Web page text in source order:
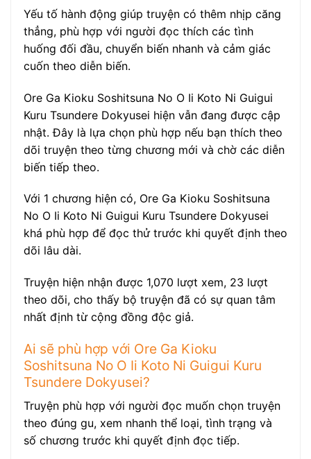
Yếu tố hành động giúp truyện có thêm nhịp căng
thẳng, phù hợp với người đọc thích các tình
huống đối đầu, chuyển biến nhanh và cảm giác
cuốn theo diễn biến.
Ore Ga Kioku Soshitsuna No O Ii Koto Ni Guigui
Kuru Tsundere Dokyusei hiện vẫn đang được cập
nhật. Đây là lựa chọn phù hợp nếu bạn thích theo
dõi truyện theo từng chương mới và chờ các diễn
biến tiếp theo.
Với 1 chương hiện có, Ore Ga Kioku Soshitsuna
No O Ii Koto Ni Guigui Kuru Tsundere Dokyusei
khá phù hợp để đọc thử trước khi quyết định theo
dõi lâu dài.
Truyện hiện nhận được 1,070 lượt xem, 23 lượt
theo dõi, cho thấy bộ truyện đã có sự quan tâm
nhất định từ cộng đồng độc giả.
Ai sẽ phù hợp với Ore Ga Kioku
Soshitsuna No O Ii Koto Ni Guigui Kuru
Tsundere Dokyusei?
Truyện phù hợp với người đọc muốn chọn truyện
theo đúng gu, xem nhanh thể loại, tình trạng và
số chương trước khi quyết định đọc tiếp.